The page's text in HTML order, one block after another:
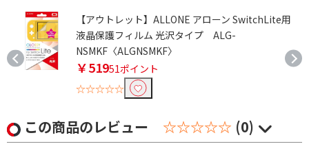
【アウトレット】ALLONE アローン SwitchLite用
液晶保護フィルム 光沢タイプ ALG-
NSMKF〈ALGNSMKF〉
￥51951ポイント
☆☆☆☆☆
この商品のレビュー ☆☆☆☆☆ (0)